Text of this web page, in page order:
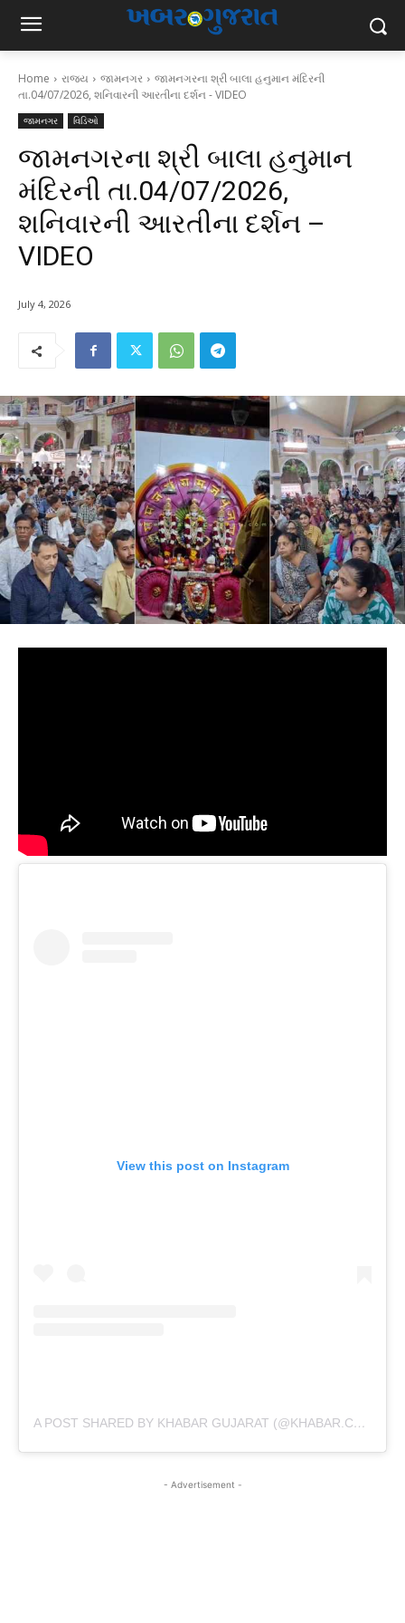
Home રાજ્ય જામનગર
જામનગરના શ્રી બાલા હનુમાન મંદિરની
તા.04/07/2026, શનિવારની આરતીના દર્શન - VIDEO
જામનગર વિડિઓ
જામનગરના શ્રી બાલા હનુમાન
મંદિરની તા.04/07/2026,
શનિવારની આરતીના દર્શન –
VIDEO
July 4, 2026
View this post on Instagram
A POST SHARED BY KHABAR GUJARAT (@KHABAR.COMMUNICATION)
- Advertisement -